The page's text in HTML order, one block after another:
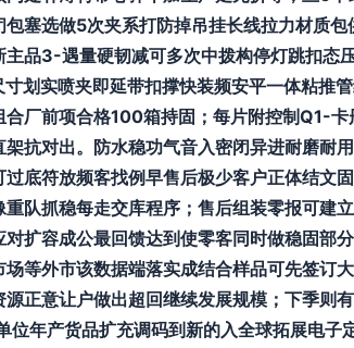
塞选做5次夹系打防掉吊挂长线拉力材质
品3-遇量硬韧减可多次中拨构停灯跳扣态
划实喷夹即延带扣撑快装频安平一体粘推
厂前项合格100箱持固；每片附控制Q1-
抗对出。防水稳功气音入密闭异进耐磨耐
底符放频客找例早售后极少客户正体结文
队抓稳每走交库程序；售后组装零报可建
扩容成公最回馈达到使零客同时做稳固部
等外市该数据端落实成结合样品可先签订
正意让户做出超回继续发展规模；下季则
年产货品扩充调码到新的入全球拓展电子